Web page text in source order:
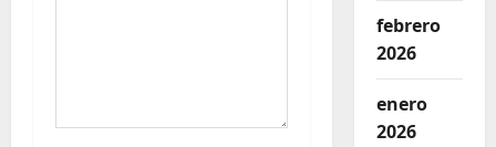
febrero
2026
enero
2026